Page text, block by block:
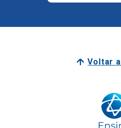
Voltar